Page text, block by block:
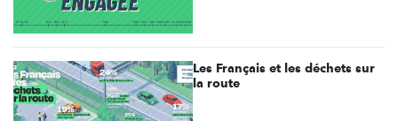
Les Français et les déchets sur
la route